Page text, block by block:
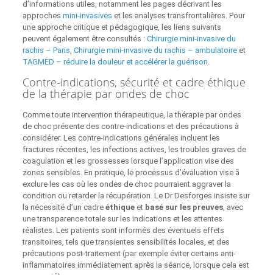
d’informations utiles, notamment les pages décrivant les
approches mini-invasives et les analyses transfrontalières. Pour
une approche critique et pédagogique, les liens suivants
peuvent également être consultés : Chirurgie mini-invasive du
rachis – Paris, Chirurgie mini-invasive du rachis – ambulatoireet
TAGMED – réduire la douleur et accélérer la guérison.
Contre-indications, sécurité et cadre éthique
de la thérapie par ondes de choc
Comme toute intervention thérapeutique, la thérapie par ondes
de choc présente des contre-indications et des précautions à
considérer. Les contre-indications générales incluent les
fractures récentes, les infections actives, les troubles graves de
coagulation et les grossesses lorsque l’application vise des
zones sensibles. En pratique, le processus d’évaluation vise à
exclure les cas où les ondes de choc pourraient aggraver la
condition ou retarder la récupération. Le Dr Desforges insiste sur
la nécessité d’un cadre éthiqueet basé sur les preuves, avec
une transparence totale sur les indications et les attentes
réalistes. Les patients sont informés des éventuels effets
transitoires, tels que transientes sensibilités locales, et des
précautions post-traitement (par exemple éviter certains anti-
inflammatoires immédiatement après la séance, lorsque cela est